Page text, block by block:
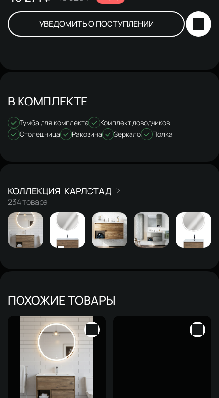
УВЕДОМИТЬ О ПОСТУПЛЕНИИ
В КОМПЛЕКТЕ
Тумба для комплекта
Комплект доводчиков
Столешница
Раковина Зеркало Полка
КАРЛСТАД
234 товара
ПОХОЖИЕ ТОВАРЫ